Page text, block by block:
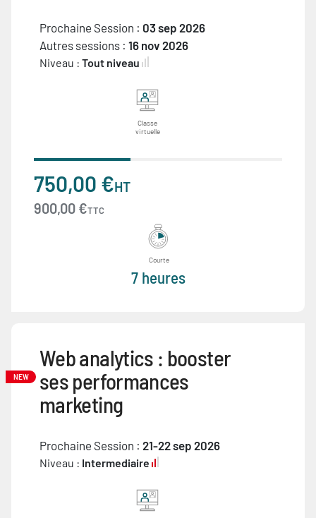
Prochaine Session : 03 sep 2026
Autres sessions : 16 nov 2026
Niveau : Tout niveau
Classe
virtuelle
750,00 €HT
900,00 €TTC
Courte
7 heures
NEW
Web analytics : booster
ses performances
marketing
Prochaine Session : 21-22 sep 2026
Niveau : Intermediaire